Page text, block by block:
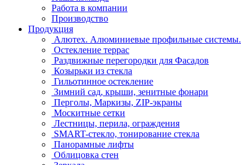
Работа в компании
Производство
Продукция
Алютех. Алюминиевые профильные системы.
Остекление террас
Раздвижные перегородки для Фасадов
Козырьки из стекла
Гильотинное остекление
Зимний сад, крыши, зенитные фонари
Перголы, Маркизы, ZIP-экраны
Москитные сетки
Лестницы, перила, ограждения
SMART-стекло, тонирование стекла
Панорамные лифты
Облицовка стен